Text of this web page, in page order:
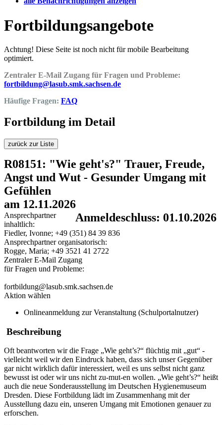
Fortbildungsangebote
Achtung! Diese Seite ist noch nicht für mobile Bearbeitung
optimiert.
Zentraler E-Mail Zugang für Fragen und Probleme:
fortbildung@lasub.smk.sachsen.de
Häufige Fragen: FAQ
Fortbildung im Detail
zurück zur Liste
R08151: "Wie geht's?" Trauer, Freude,
Angst und Wut - Gesunder Umgang mit
Gefühlen
am 12.11.2026
Anmeldeschluss: 01.10.2026
Ansprechpartner
inhaltlich:
Fiedler, Ivonne; +49 (351) 84 39 836
Ansprechpartner organisatorisch:
Rogge, Maria; +49 3521 41 2722
Zentraler E-Mail Zugang
für Fragen und Probleme:
fortbildung@lasub.smk.sachsen.de
Aktion wählen
Onlineanmeldung zur Veranstaltung (Schulportalnutzer)
Beschreibung
Oft beantworten wir die Frage „Wie geht’s?“ flüchtig mit „gut“ -
vielleicht weil wir den Eindruck haben, dass sich unser Gegenüber
gar nicht wirklich dafür interessiert, weil es uns selbst nicht ganz
bewusst ist oder wir uns nicht zu-mut-en wollen. „Wie geht’s?“ heißt
auch die neue Sonderausstellung im Deutschen Hygienemuseum
Dresden. Diese Fortbildung lädt im Zusammenhang mit der
Ausstellung dazu ein, unseren Umgang mit Emotionen genauer zu
erforschen.